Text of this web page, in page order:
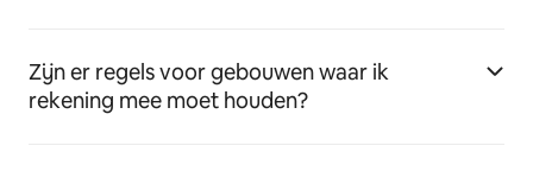
Zijn er regels voor gebouwen waar ik
rekening mee moet houden?